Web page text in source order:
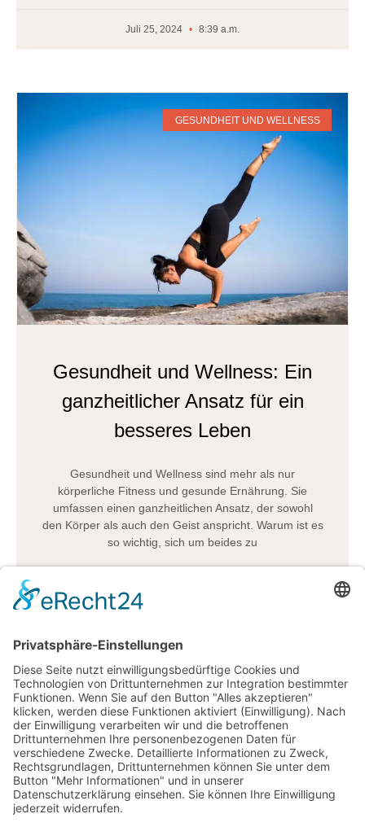
Juli 25, 2024 8:39 a.m.
GESUNDHEIT UND WELLNESS
Gesundheit und Wellness: Ein
ganzheitlicher Ansatz für ein
besseres Leben
Gesundheit und Wellness sind mehr als nur
körperliche Fitness und gesunde Ernährung. Sie
umfassen einen ganzheitlichen Ansatz, der sowohl
den Körper als auch den Geist anspricht. Warum ist es
so wichtig, sich um beides zu
Juni 26, 2024